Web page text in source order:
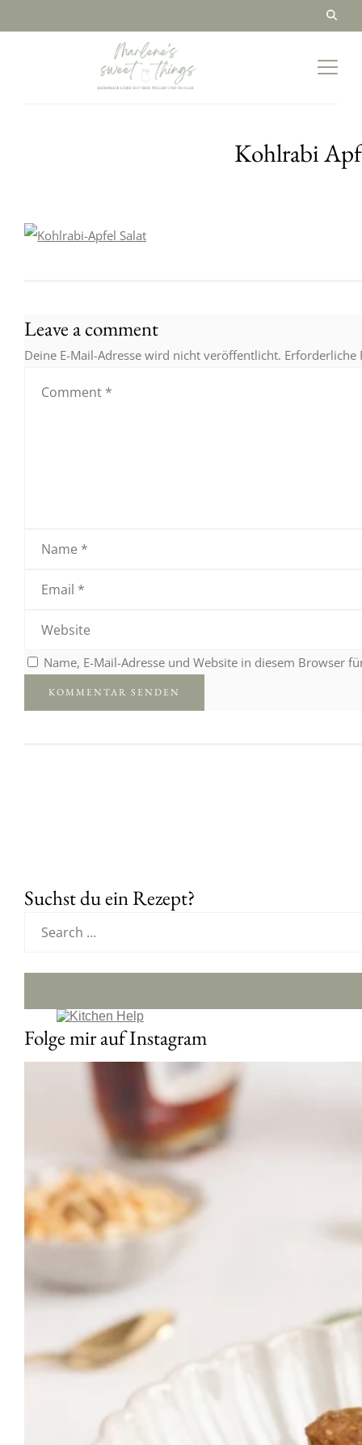
Kohlrabi
Leave a comment
Deine E-Mail-Adresse wird nicht veröffentlicht.
Name, E-Mail-Adresse und Website in diesem Browser
Suchst du ein Rezept?
Folge mir auf Instagram